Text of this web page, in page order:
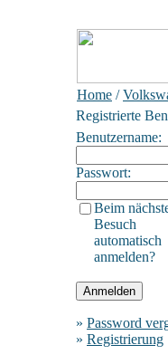
Home /
Registrierte
Benutzername:
Passwort:
Beim
Besuch
automatisch
anmelden?
» Password
» Registrierung